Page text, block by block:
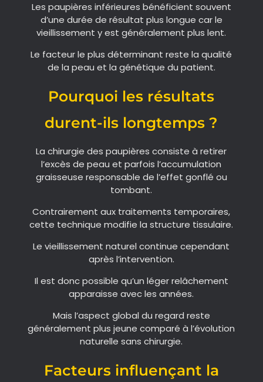
Les paupières inférieures bénéficient souvent
d’une durée de résultat plus longue car le
vieillissement y est généralement plus lent.
Le facteur le plus déterminant reste la qualité
de la peau et la génétique du patient.
Pourquoi les résultats
durent-ils longtemps ?
La chirurgie des paupières consiste à retirer
l’excès de peau et parfois l’accumulation
graisseuse responsable de l’effet gonflé ou
tombant.
Contrairement aux traitements temporaires,
cette technique modifie la structure tissulaire.
Le vieillissement naturel continue cependant
après l’intervention.
Il est donc possible qu’un léger relâchement
apparaisse avec les années.
Mais l’aspect global du regard reste
généralement plus jeune comparé à l’évolution
naturelle sans chirurgie.
Facteurs influençant la